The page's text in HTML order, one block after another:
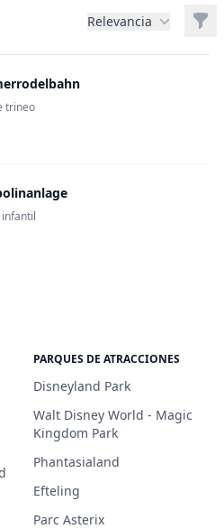
Relevancia
trineo
PARQUES DE ATRACCIONES
Disneyland Park
Walt Disney World - Magic
Kingdom Park
Phantasialand
Efteling
Parc Asterix